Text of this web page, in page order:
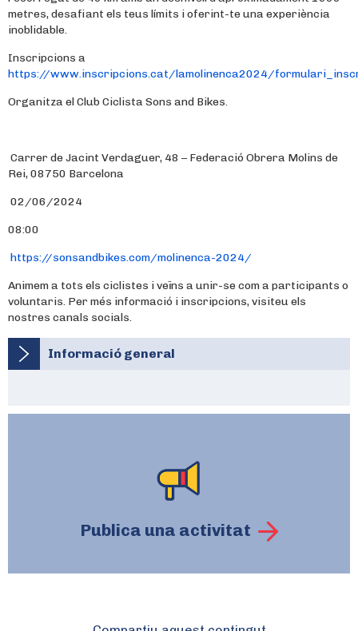
metres, desafiant els teus límits i oferint-te una experiència
inoblidable.
Inscripcions a
https://www.inscripcions.cat/lamolinenca2024/
Organitza el Club Ciclista Sons and Bikes.
Carrer de Jacint Verdaguer, 48 – Federació Obrera Molins de
Rei, 08750 Barcelona
02/06/2024
08:00
https://sonsandbikes.com/molinenca-2024/
Animem a tots els ciclistes i veïns a unir-se com a participants o
voluntaris. Per més informació i inscripcions, visiteu els
nostres canals socials.
Informació general
Publica una activitat